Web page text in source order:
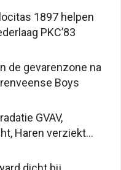
1897 helpen
PKC’83
de gevarenzone na
Boys
GVAV,
Haren verziekt